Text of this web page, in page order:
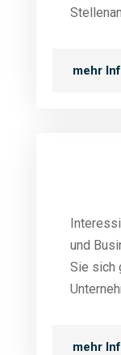
mehr
und
Sie sich
mehr